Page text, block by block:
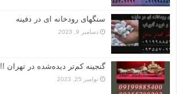
سنگهای رودخانه ای در دفینه
دسامبر 9, 2023
گنجینه کم‌تر دیده‌شده در تهران !!
نوامبر 25, 2023